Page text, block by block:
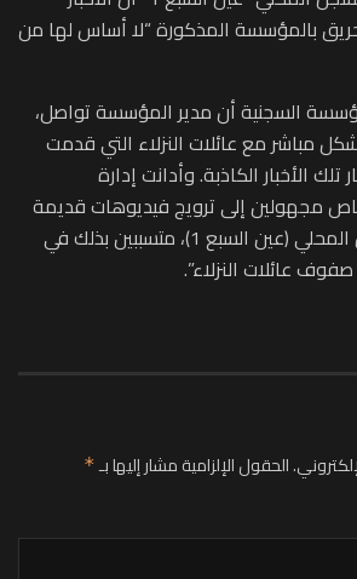
بالمؤسسة المذكورة “لا أساس لها من
السجنية أن مدير المؤسسة تواصل،
مباشر مع عائلات النزلاء التي قدمت
الأخبار الكاذبة. وأدانت إدارة
مجهولين إلى ترويج فيديوهات قديمة
على أنها تخص السجن المحلي (عين السبع 1)، متسببين بذلك في
عائلات النزلاء”.
الحقول الإلزامية مشار إليها بـ*